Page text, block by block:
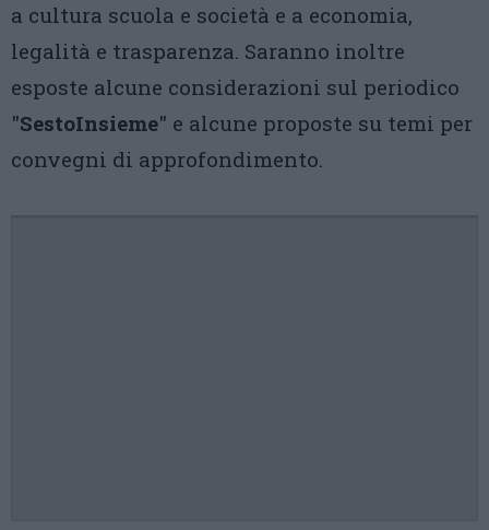
a cultura scuola e società e a economia,
legalità e trasparenza. Saranno inoltre
esposte alcune considerazioni sul periodico
"SestoInsieme" e alcune proposte su temi per
convegni di approfondimento.